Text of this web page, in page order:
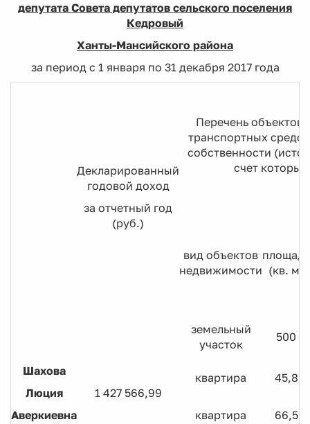
депутата Совета депутатов сельского поселения
Кедровый
Ханты-Мансийского района
за период с 1 января по 31 декабря 2017 года
Декларированный
годовой доход
за отчетный год
(руб.)
Перечень
транспортных
собственности
счет
вид объектов
недвижимости
площадь
(кв. м)
Шахова
Люция
Аверкиевна
1 427 566,99
земельный
участок
500
квартира 45,8
квартира 66,5